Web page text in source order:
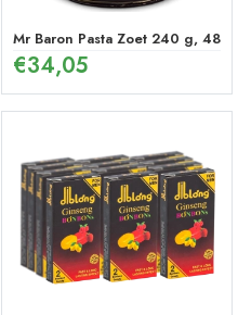
Mr Baron Pasta Zoet 240 g, 48
€34,05